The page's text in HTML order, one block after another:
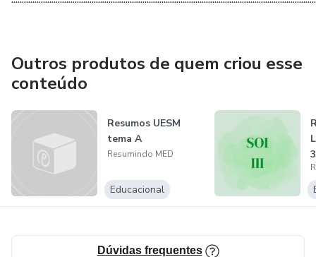
Outros produtos de quem criou esse
conteúdo
Resumos UESM
tema A
Resumindo MED
Educacional
Dúvidas frequentes